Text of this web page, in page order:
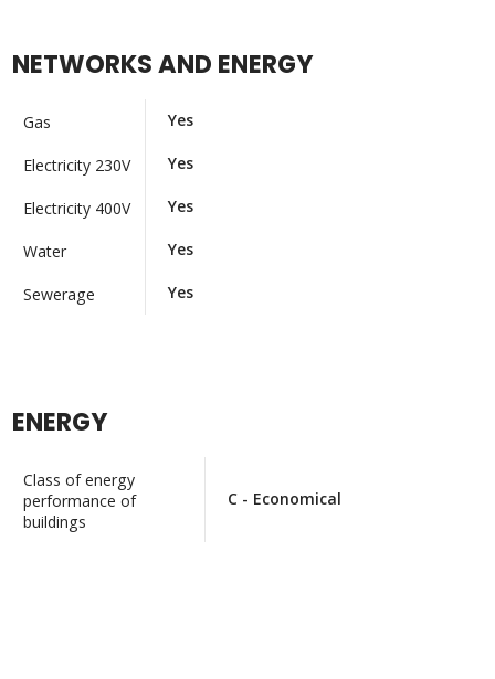
NETWORKS AND ENERGY
Gas Yes
Electricity 230V Yes
Electricity 400V Yes
Water Yes
Sewerage Yes
ENERGY
Class of energy
performance of
buildings
C - Economical